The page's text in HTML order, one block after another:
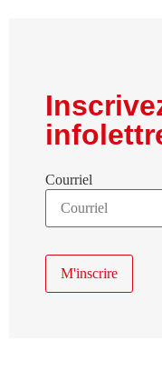
Courriel